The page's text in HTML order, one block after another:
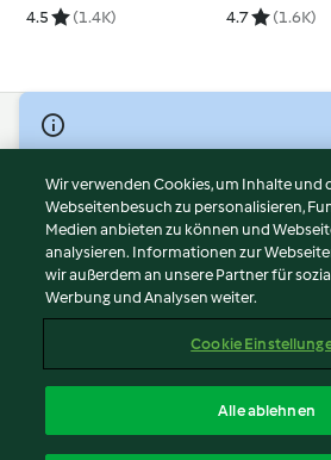
4.5 (1.4K) 4.7 (1.6K)
© Copyright 2026
Nutzungsbedingungen
Datenschutzrichtlinien
Disclaimer
Impressum
Cookies
Abo kündigen
Erklärung zur Barrierefreiheit
Wir verwenden Cookies, um Inhalte und
Webseitenbesuch zu personalisieren,
Medien anbieten zu können und
analysieren. Informationen zur
wir außerdem an unsere Partner für
Werbung und Analysen weiter.
Cookie
Alle ablehnen